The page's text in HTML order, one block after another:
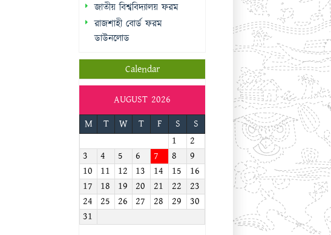
জাতীয় বিশ্ববিদ্যালয় ফরম
রাজশাহী বোর্ড ফরম
ডাউনলোড
Calendar
AUGUST 2026
M
T W T F S
S
1
2
3
4 5 6 7 8
9
10
11 12 13 14 15
16
17
18 19 20 21 22
23
24
25 26 27 28 29
30
31